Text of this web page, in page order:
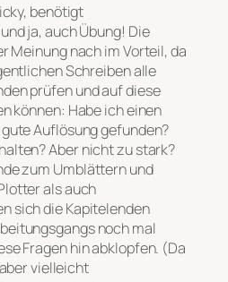
benötigt
ja, auch Übung! Die
Meinung nach im Vorteil, da
Schreiben alle
prüfen und auf diese
können: Habe ich einen
Auflösung gefunden?
Aber nicht zu stark?
zum Umblättern und
als auch
sich die Kapitelenden
noch mal
Fragen hin abklopfen. (Da
vielleicht